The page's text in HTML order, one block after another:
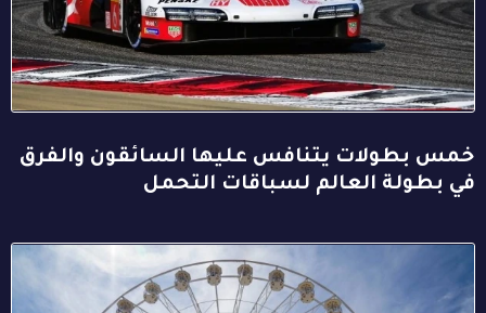
خمس بطولات يتنافس عليها السائقون والفرق
في بطولة العالم لسباقات التحمل